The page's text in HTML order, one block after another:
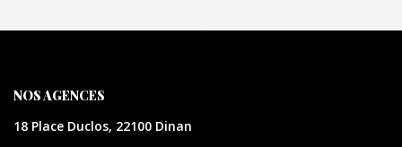
NOS AGENCES
18 Place Duclos, 22100 Dinan